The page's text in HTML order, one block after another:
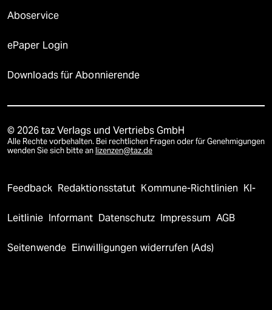
Aboservice
ePaper Login
Downloads für Abonnierende
© 2026 taz Verlags und Vertriebs GmbH
Alle Rechte vorbehalten. Bei rechtlichen Fragen oder für Genehmigungen
wenden Sie sich bitte an lizenzen@taz.de
Feedback Redaktionsstatut Kommune-Richtlinien KI-
Leitlinie Informant Datenschutz Impressum AGB
Seitenwende Einwilligungen widerrufen (Ads)